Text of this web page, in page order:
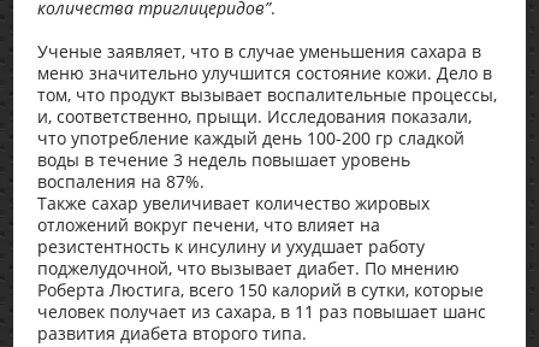
количества триглицеридов”.
Ученые заявляет, что в случае уменьшения сахара в
меню значительно улучшится состояние кожи. Дело в
том, что продукт вызывает воспалительные процессы,
и, соответственно, прыщи. Исследования показали,
что употребление каждый день 100-200 гр сладкой
воды в течение 3 недель повышает уровень
воспаления на 87%.
Также сахар увеличивает количество жировых
отложений вокруг печени, что влияет на
резистентность к инсулину и ухудшает работу
поджелудочной, что вызывает диабет. По мнению
Роберта Люстига, всего 150 калорий в сутки, которые
человек получает из сахара, в 11 раз повышает шанс
развития диабета второго типа.